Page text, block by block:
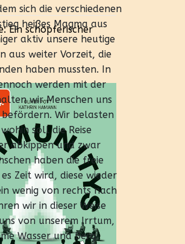
sich die verschiedenen
heißes Magma aus
aktiv unsere heutige
aus weiter Vorzeit, die
haben mussten. In
werden mit der
wir Menschen uns
Wir belasten
soll die Reise
abkippen und zwar
haben die freie
Zeit wird, diese wieder
wenig von rechts nach
wir in dieser Weise
von unserem Irrtum,
Wasser und Berg
Ein schöpferischer